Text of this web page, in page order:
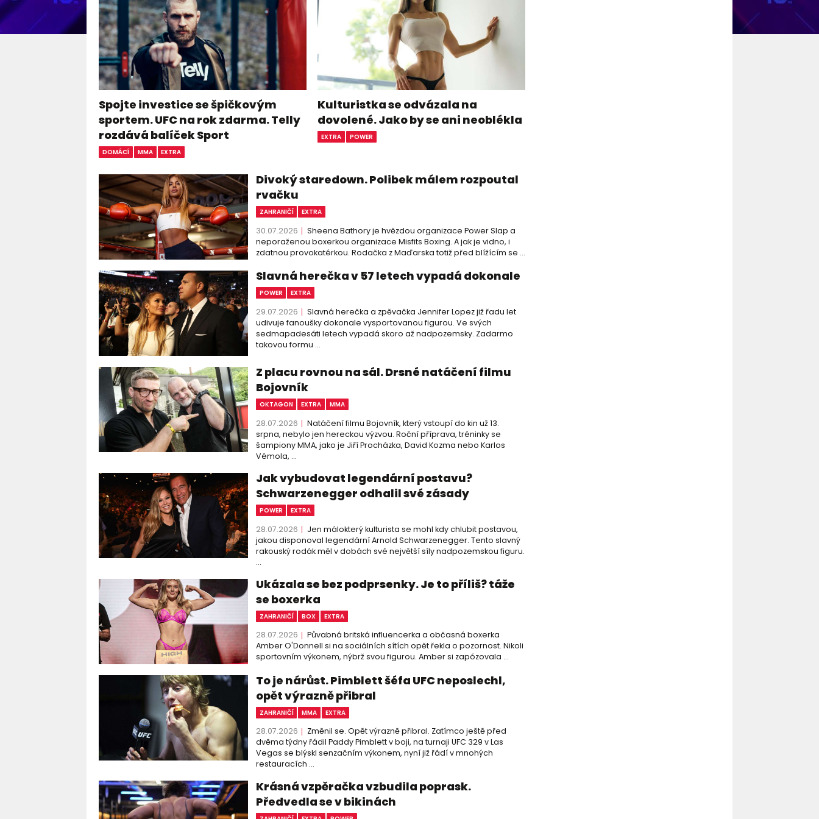
Spojte investice se špičkovým
sportem. UFC na rok zdarma. Telly
rozdává balíček Sport
DOMÁCÍ MMA EXTRA
Kulturistka se odvázala na
dovolené. Jako by se ani neoblékla
EXTRA POWER
Divoký staredown. Polibek málem rozpoutal
rvačku
ZAHRANIČÍ EXTRA
30.07.2026
Sheena Bathory je hvězdou organizace Power Slap a
neporaženou boxerkou organizace Misfits Boxing. A jak je vidno, i
zdatnou provokatérkou. Rodačka z Maďarska totiž před blížícím se ...
Slavná herečka v 57 letech vypadá dokonale
POWER EXTRA
29.07.2026
Slavná herečka a zpěvačka Jennifer Lopez již řadu let
udivuje fanoušky dokonale vysportovanou figurou. Ve svých
sedmapadesáti letech vypadá skoro až nadpozemsky. Zadarmo
takovou formu ...
Z placu rovnou na sál. Drsné natáčení filmu
Bojovník
OKTAGON EXTRA MMA
28.07.2026
Natáčení filmu Bojovník, který vstoupí do kin už 13.
srpna, nebylo jen hereckou výzvou. Roční příprava, tréninky se
šampiony MMA, jako je Jiří Procházka, David Kozma nebo Karlos
Vémola, ...
Jak vybudovat legendární postavu?
Schwarzenegger odhalil své zásady
POWER EXTRA
28.07.2026
Jen málokterý kulturista se mohl kdy chlubit postavou,
jakou disponoval legendární Arnold Schwarzenegger. Tento slavný
rakouský rodák měl v dobách své největší síly nadpozemskou figuru.
...
Ukázala se bez podprsenky. Je to příliš? táže
se boxerka
ZAHRANIČÍ BOX EXTRA
28.07.2026
Půvabná britská influencerka a občasná boxerka
Amber O'Donnell si na sociálních sítích opět řekla o pozornost. Nikoli
sportovním výkonem, nýbrž svou figurou. Amber si zapózovala ...
To je nárůst. Pimblett šéfa UFC neposlechl,
opět výrazně přibral
ZAHRANIČÍ MMA EXTRA
28.07.2026
Změnil se. Opět výrazně přibral. Zatímco ještě před
dvěma týdny řádil Paddy Pimblett v boji, na turnaji UFC 329 v Las
Vegas se blýskl senzačním výkonem, nyní již řádí v mnohých
restauracích ...
Krásná vzpěračka vzbudila poprask.
Předvedla se v bikinách